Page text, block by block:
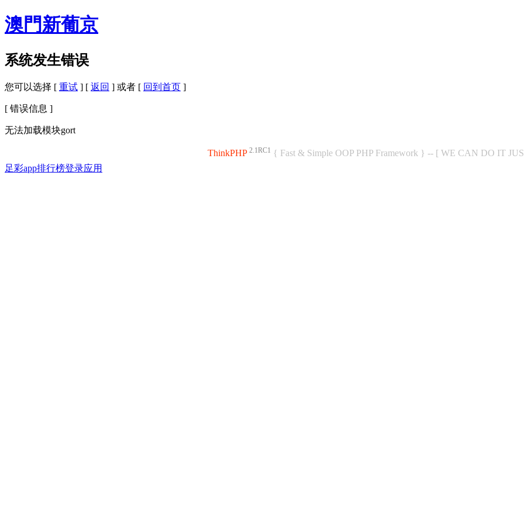
澳門新葡京
系统发生错误
您可以选择 [ 重试 ] [ 返回 ] 或者 [ 回到首页 ]
[ 错误信息 ]
无法加载模块gort
ThinkPHP 2.1RC1 { Fast & Simple OOP PHP Framework } -- [ WE CAN DO IT
足彩app排行榜登录应用